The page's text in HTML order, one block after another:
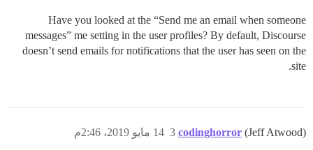
Have you looked at the “Send me an email when someone
messages” me setting in the user profiles? By default, Discourse
doesn’t send emails for notifications that the user has seen on the
site.
codinghorror (Jeff Atwood) 14 مايو 2019، 2:46م 3